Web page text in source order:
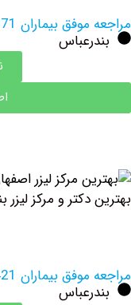
بیماران 371
نوبت دهی2
و مرکز لیزر
بیماران 421